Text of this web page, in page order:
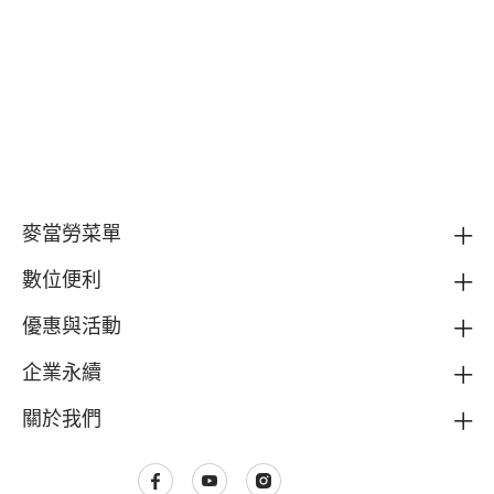
麥當勞菜單
數位便利
優惠與活動
企業永續
關於我們